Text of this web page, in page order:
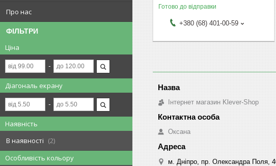
Про нас
ФІЛЬТРИ
Ціна
Діагональ екрану
Наявність
В наявності
2
Особливість кольору
Готово до відправки
+380 (68) 401-00-59
Інтернет магазин Klever-Shop
Оксана
м. Дніпро, пр. Олександра Поля,